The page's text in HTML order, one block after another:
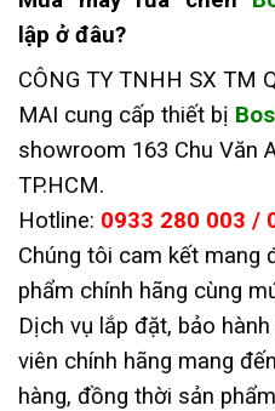
lập ở đâu?
CÔNG TY TNHH SX TM
MAI cung cấp thiết bị
showroom 163 Chu Văn
TP.HCM.
Hotline: 0933 280 003 /
Chúng tôi cam kết mang
phẩm chính hãng cùng
Dịch vụ lắp đặt, bảo
viên chính hãng mang
hàng, đồng thời sản